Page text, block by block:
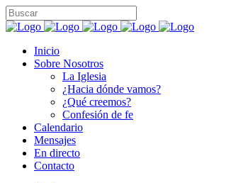
Inicio
Sobre Nosotros
La Iglesia
¿Hacia dónde vamos?
¿Qué creemos?
Confesión de fe
Calendario
Mensajes
En directo
Contacto